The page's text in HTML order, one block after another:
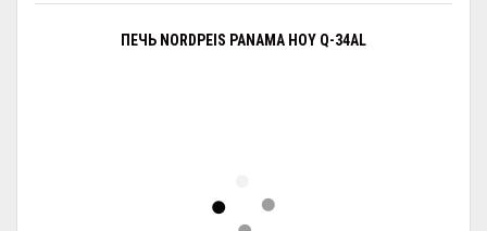
ПЕЧЬ NORDPEIS PANAMA HOY Q-34AL